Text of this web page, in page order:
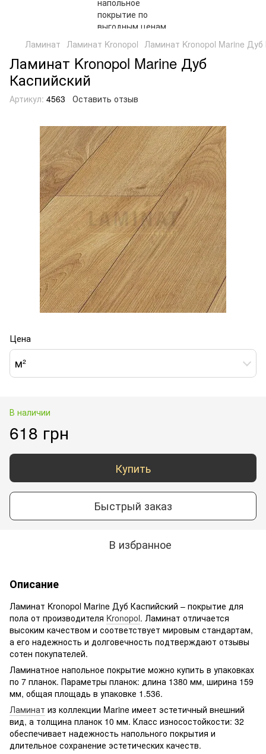
Ламинат Ламинат Kronopol Ламинат Kronopol Marine Дуб
Ламинат Kronopol Marine Дуб
Каспийский
Артикул: 4563 Оставить отзыв
Цена
м²
В наличии
618 грн
Купить
Быстрый заказ
В избранное
Описание
Ламинат Kronopol Marine Дуб Каспийский – покрытие для
пола от производителя Kronopol. Ламинат отличается
высоким качеством и соответствует мировым стандартам,
а его надежность и долговечность подтверждают отзывы
сотен покупателей.
Ламинатное напольное покрытие можно купить в упаковках
по 7 планок. Параметры планок: длина 1380 мм, ширина 159
мм, общая площадь в упаковке 1.536.
Ламинат из коллекции Marine имеет эстетичный внешний
вид, а толщина планок 10 мм. Класс износостойкости: 32
обеспечивает надежность напольного покрытия и
длительное сохранение эстетических качеств.